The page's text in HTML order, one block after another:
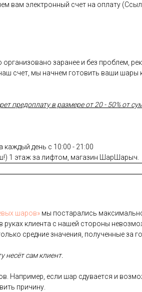
вам электронный счет на оплату
заранее и без проблем,
счет, мы начнем готовить ваши
предоплату в размере от 20 - 50% от
день с 10:00 - 21:00
1 этаж за лифтом, магазин ШарШарыч.
ша­ров» мы пос­та­рались
кли­ен­та с на­шей сто­роны
сред­ние зна­чения, по­лучен­ные за
не­сёт сам кли­ент.
Нап­ри­мер, ес­ли шар сду­ва­ет­ся и
при­чину.